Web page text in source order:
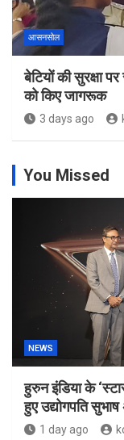
आसनसोल
बेटियों की सुरक्षा
को किए जागरूक
3 days ago
You Missed
NEWS
हुरुन इंडिया के
हुए उद्योगपति
1 day ago